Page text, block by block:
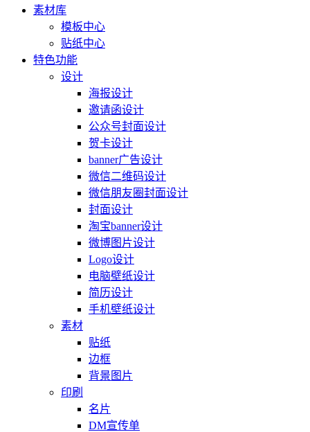
素材库
模板中心
贴纸中心
特色功能
设计
海报设计
邀请函设计
公众号封面设计
贺卡设计
banner广告设计
微信二维码设计
微信朋友圈封面设计
封面设计
淘宝banner设计
微博图片设计
Logo设计
电脑壁纸设计
简历设计
手机壁纸设计
素材
贴纸
边框
背景图片
印刷
名片
DM宣传单